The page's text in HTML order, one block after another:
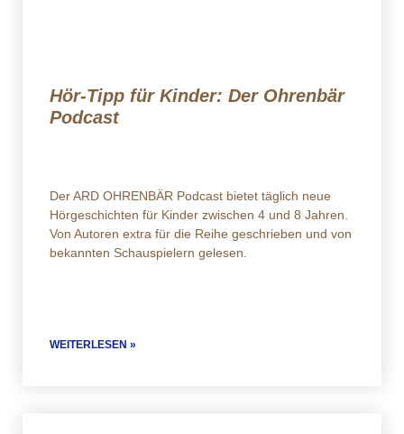
Hör-Tipp für Kinder: Der Ohrenbär
Podcast
Der ARD OHRENBÄR Podcast bietet täglich neue
Hörgeschichten für Kinder zwischen 4 und 8 Jahren.
Von Autoren extra für die Reihe geschrieben und von
bekannten Schauspielern gelesen.
WEITERLESEN »